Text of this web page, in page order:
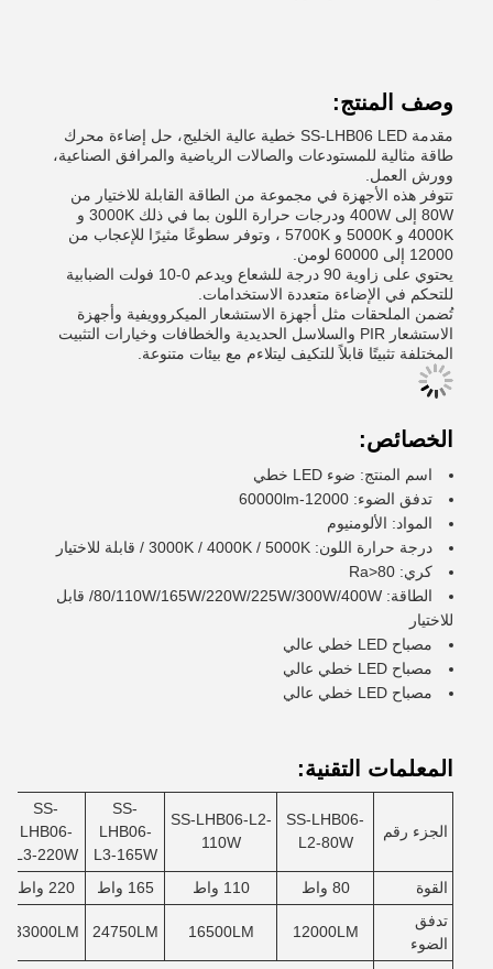
وصف المنتج:
مقدمة SS-LHB06 LED خطية عالية الخليج، حل إضاءة محرك
طاقة مثالية للمستودعات والصالات الرياضية والمرافق الصناعية،
وورش العمل.
تتوفر هذه الأجهزة في مجموعة من الطاقة القابلة للاختيار من
80W إلى 400W ودرجات حرارة اللون بما في ذلك 3000K و
4000K و 5000K و 5700K ، وتوفر سطوعًا مثيرًا للإعجاب من
12000 إلى 60000 لومن.
يحتوي على زاوية 90 درجة للشعاع ويدعم 0-10 فولت الضبابية
للتحكم في الإضاءة متعددة الاستخدامات.
تُضمن الملحقات مثل أجهزة الاستشعار الميكروويفية وأجهزة
الاستشعار PIR والسلاسل الحديدية والخطافات وخيارات التثبيت
المختلفة تثبيتًا قابلاً للتكيف ليتلاءم مع بيئات متنوعة.
الخصائص:
اسم المنتج: ضوء LED خطي
تدفق الضوء: 12000-60000lm
المواد: الألومنيوم
درجة حرارة اللون: 3000K / 4000K / 5000K / قابلة للاختيار
كري: Ra>80
الطاقة: 80/110W/165W/220W/225W/300W/400W/ قابل
للاختيار
مصباح LED خطي عالي
مصباح LED خطي عالي
مصباح LED خطي عالي
المعلمات التقنية:
الجزء رقم
SS-LHB06-
L2-80W
SS-LHB06-L2-
110W
SS-
LHB06-
L3-165W
SS-
LHB06-
L3-220W
القوة
80 واط 110 واط 165 واط
220 واط
تدفق
الضوء
12000LM
16500LM
24750LM
33000LM